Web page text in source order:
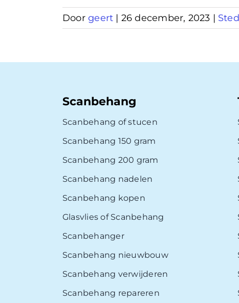
Doorgeert | 26 december, 2023 |
Scanbehang
Scanbehang of stucen
Scanbehang 150 gram
Scanbehang 200 gram
Scanbehang nadelen
Scanbehang kopen
Glasvlies of Scanbehang
Scanbehanger
Scanbehang nieuwbouw
Scanbehang verwijderen
Scanbehang repareren